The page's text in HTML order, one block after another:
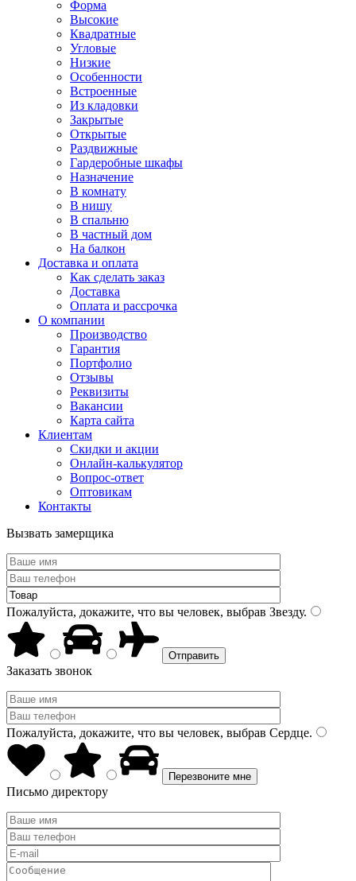
Форма
Высокие
Квадратные
Угловые
Низкие
Особенности
Встроенные
Из кладовки
Закрытые
Открытые
Раздвижные
Гардеробные шкафы
Назначение
В комнату
В нишу
В спальню
В частный дом
На балкон
Доставка и оплата
Как сделать заказ
Доставка
Оплата и рассрочка
О компании
Производство
Гарантия
Портфолио
Отзывы
Реквизиты
Вакансии
Карта сайта
Клиентам
Скидки и акции
Онлайн-калькулятор
Вопрос-ответ
Оптовикам
Контакты
Вызвать замерщика
Пожалуйста, докажите, что вы человек, выбрав Звезду.
Заказать звонок
Пожалуйста, докажите, что вы человек, выбрав Сердце.
Письмо директору